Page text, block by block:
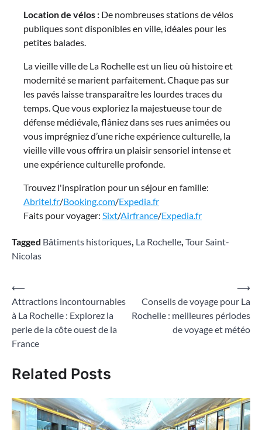
Location de vélos : De nombreuses stations de vélos
publiques sont disponibles en ville, idéales pour les
petites balades.
La vieille ville de La Rochelle est un lieu où histoire et
modernité se marient parfaitement. Chaque pas sur
les pavés laisse transparaître les lourdes traces du
temps. Que vous exploriez la majestueuse tour de
défense médiévale, flâniez dans ses rues animées ou
vous imprégniez d’une riche expérience culturelle, la
vieille ville vous offrira un plaisir sensoriel intense et
une expérience culturelle profonde.
Trouvez l'inspiration pour un séjour en famille:
Abritel.fr/Booking.com/Expedia.fr
Faits pour voyager: Sixt/Airfrance/Expedia.fr
Tagged Bâtiments historiques, La Rochelle, Tour Saint-
Nicolas
Navigation
de
l’article
⟵
Attractions incontournables
à La Rochelle : Explorez la
perle de la côte ouest de la
France
Conseils de voyage pour La
Rochelle : meilleures périodes
de voyage et météo
⟶
Related Posts